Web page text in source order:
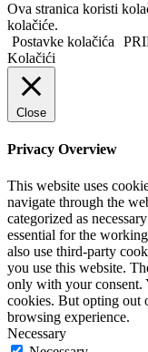
Ova stranica koristi
kolačiće.
Postavke kolačića
Kolačići
Close
Privacy Overview
This website uses
navigate through the
categorized as
essential for the
also use third-party
you use this website.
only with your consent.
cookies. But opting out
browsing experience.
Necessary